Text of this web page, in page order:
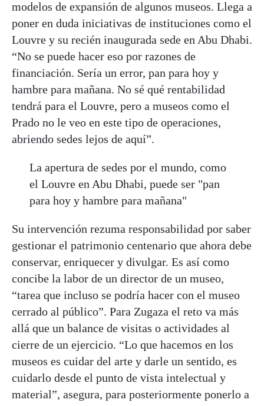
modelos de expansión de algunos museos. Llega a
poner en duda iniciativas de instituciones como el
Louvre y su recién inaugurada sede en Abu Dhabi.
“No se puede hacer eso por razones de
financiación. Sería un error, pan para hoy y
hambre para mañana. No sé qué rentabilidad
tendrá para el Louvre, pero a museos como el
Prado no le veo en este tipo de operaciones,
abriendo sedes lejos de aquí”.
La apertura de sedes por el mundo, como
el Louvre en Abu Dhabi, puede ser "pan
para hoy y hambre para mañana"
Su intervención rezuma responsabilidad por saber
gestionar el patrimonio centenario que ahora debe
conservar, enriquecer y divulgar. Es así como
concibe la labor de un director de un museo,
“tarea que incluso se podría hacer con el museo
cerrado al público”. Para Zugaza el reto va más
allá que un balance de visitas o actividades al
cierre de un ejercicio. “Lo que hacemos en los
museos es cuidar del arte y darle un sentido, es
cuidarlo desde el punto de vista intelectual y
material”, asegura, para posteriormente ponerlo a